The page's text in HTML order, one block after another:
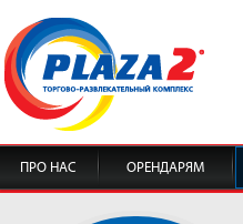
ПРО НАС ОРЕНДАРЯМ